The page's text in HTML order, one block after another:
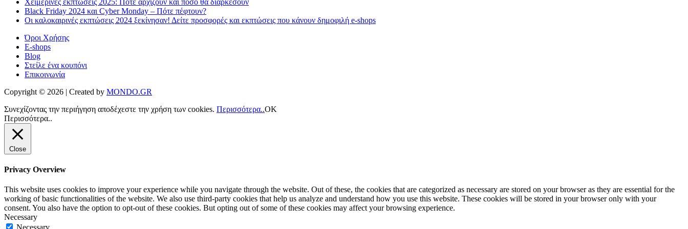
Black Friday 2024 και Cyber Monday – Πότε πέφτουν?
Οι καλοκαιρινές εκπτώσεις 2024 ξεκίνησαν! Δείτε προσφορές και εκπτώσεις που κάνουν δημοφιλή e-shops
Όροι Χρήσης
E-shops
Blog
Στείλε ένα κουπόνι
Επικοινωνία
Copyright © 2026 | Created by MONDO.GR
Συνεχίζοντας την περιήγηση αποδέχεστε την χρήση των cookies. Περισσότερα..ΟΚ
Περισσότερα..
Close
Privacy Overview
This website uses cookies to improve your experience while you navigate through the website. Out of these, the cookies that are categorized as necessary are stored on your browser as they are essential for the
working of basic functionalities of the website. We also use third-party cookies that help us analyze and understand how you use this website. These cookies will be stored in your browser only with your
consent. You also have the option to opt-out of these cookies. But opting out of some of these cookies may affect your browsing experience.
Necessary